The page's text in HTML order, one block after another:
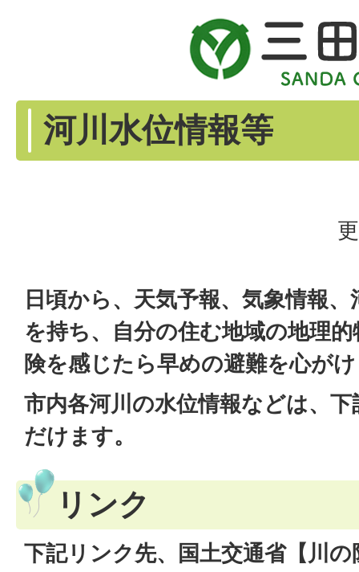
河川水位情報等
日頃から、天気予報、気象情報
を持ち、自分の住む地域の地理
険を感じたら早めの避難を心が
市内各河川の水位情報などは、
だけます。
リンク
下記リンク先、国土交通省【川